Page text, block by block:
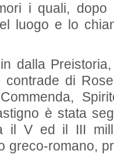
i quali, dopo
luogo e lo
dalla
contrade di
è stata
il V ed il III
greco-romano,